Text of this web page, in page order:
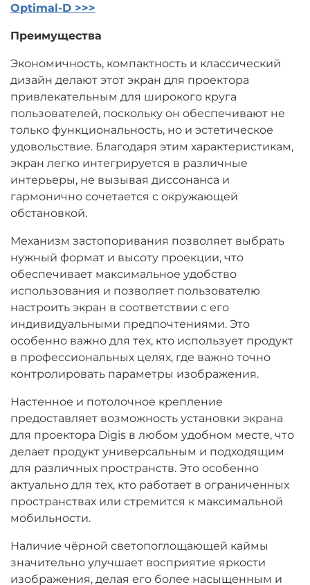
Optimal-D >>>
Преимущества
Экономичность, компактность и классический
дизайн делают этот экран для проектора
привлекательным для широкого круга
пользователей, поскольку он обеспечивают не
только функциональность, но и эстетическое
удовольствие. Благодаря этим характеристикам,
экран легко интегрируется в различные
интерьеры, не вызывая диссонанса и
гармонично сочетается с окружающей
обстановкой.
Механизм застопоривания позволяет выбрать
нужный формат и высоту проекции, что
обеспечивает максимальное удобство
использования и позволяет пользователю
настроить экран в соответствии с его
индивидуальными предпочтениями. Это
особенно важно для тех, кто использует продукт
в профессиональных целях, где важно точно
контролировать параметры изображения.
Настенное и потолочное крепление
предоставляет возможность установки экрана
для проектора Digis в любом удобном месте, что
делает продукт универсальным и подходящим
для различных пространств. Это особенно
актуально для тех, кто работает в ограниченных
пространствах или стремится к максимальной
мобильности.
Наличие чёрной светопоглощающей каймы
значительно улучшает восприятие яркости
изображения, делая его более насыщенным и